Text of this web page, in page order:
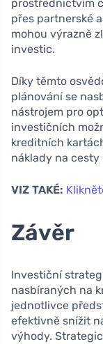
prostřednictvím
přes partnerské
mohou výrazně
investic.
Díky těmto
plánování se
nástrojem pro
investičních
kreditních
náklady na cesty
VIZ TAKÉ:
Závěr
Investiční
nasbíraných na
jednotlivce
efektivně snížit
výhody.